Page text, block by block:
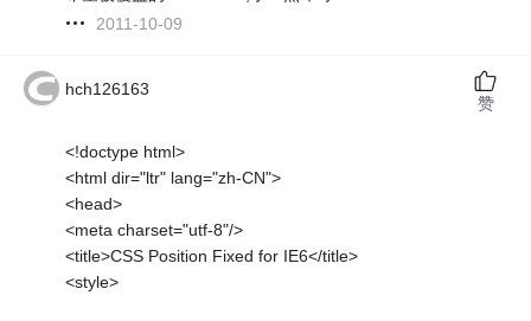
2011-10-09
hch126163
<!doctype html>
<html dir="ltr" lang="zh-CN">
<head>
<meta charset="utf-8"/>
<title>CSS Position Fixed for IE6</title>
<style>
赞